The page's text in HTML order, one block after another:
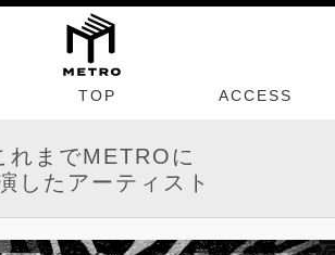
TOP ACCESS
れまでMETROに
したアーティスト